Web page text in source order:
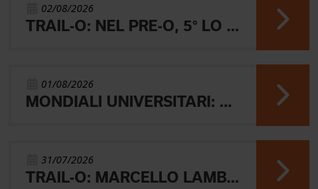
02/08/2026
TRAIL-O: NEL PRE-O, 5° LO JUNIOR LAMBERTINI E AARON GAIO 8°. NEI PARALIMPICI 20° GALVAN
01/08/2026
MONDIALI UNIVERSITARI: MARIANI CHIUDE 4° NELLA MIDDLE
31/07/2026
TRAIL-O: MARCELLO LAMBERTINI E' ARGENTO EUROPEO IN POLONIA